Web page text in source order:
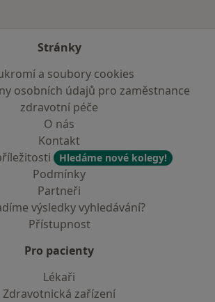
Stránky
a soubory cookies
osobních údajů pro zaměstnance
zdravotní péče
O nás
Kontakt
Hledáme nové kolegy!
Podmínky
Partneři
výsledky vyhledávání?
Přístupnost
Pro pacienty
Lékaři
Zdravotnická zařízení